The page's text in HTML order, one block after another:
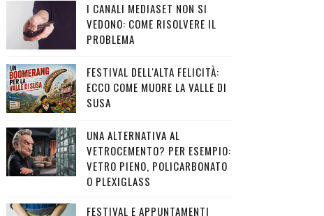
I CANALI MEDIASET NON SI
VEDONO: COME RISOLVERE IL
PROBLEMA
FESTIVAL DELL'ALTA FELICITÀ:
ECCO COME MUORE LA VALLE DI
SUSA
UNA ALTERNATIVA AL
VETROCEMENTO? PER ESEMPIO:
VETRO PIENO, POLICARBONATO
O PLEXIGLASS
FESTIVAL E APPUNTAMENTI